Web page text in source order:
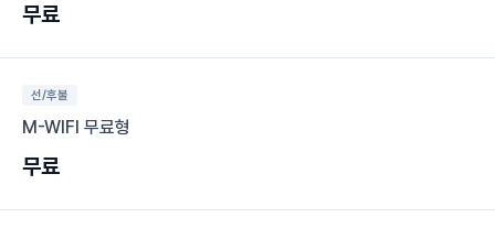
무료
선/후불
M-WIFI 무료형
무료